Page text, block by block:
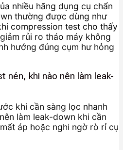
nhiều hãng dụng cụ chẩn
thường được dùng như
compression test cho thấy
rủi ro tháo máy không
hướng đúng cụm hư hỏng
nén, khi nào nên làm leak-
khi cần sàng lọc nhanh
làm leak-down khi cần
áp hoặc nghi ngờ rò rỉ cụ